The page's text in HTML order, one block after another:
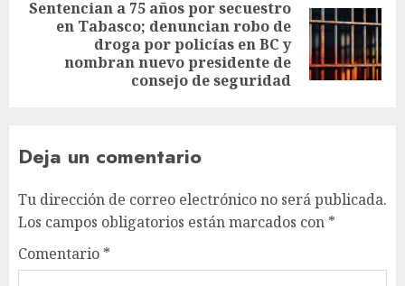
Sentencian a 75 años por secuestro
en Tabasco; denuncian robo de
droga por policías en BC y
nombran nuevo presidente de
consejo de seguridad
Deja un comentario
Tu dirección de correo electrónico no será publicada.
Los campos obligatorios están marcados con *
Comentario *